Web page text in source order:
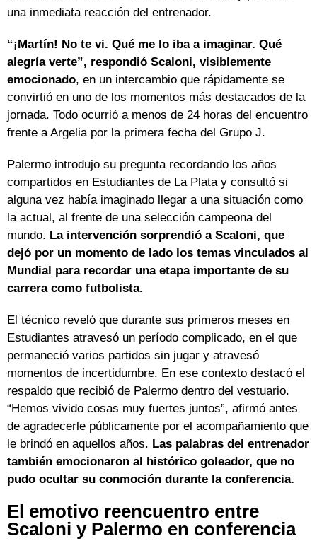
una inmediata reacción del entrenador.
“¡Martín! No te vi. Qué me lo iba a imaginar. Qué
alegría verte”, respondió Scaloni, visiblemente
emocionado, en un intercambio que rápidamente se
convirtió en uno de los momentos más destacados de la
jornada. Todo ocurrió a menos de 24 horas del encuentro
frente a Argelia por la primera fecha del Grupo J.
Palermo introdujo su pregunta recordando los años
compartidos en Estudiantes de La Plata y consultó si
alguna vez había imaginado llegar a una situación como
la actual, al frente de una selección campeona del
mundo. La intervención sorprendió a Scaloni, que
dejó por un momento de lado los temas vinculados al
Mundial para recordar una etapa importante de su
carrera como futbolista.
El técnico reveló que durante sus primeros meses en
Estudiantes atravesó un período complicado, en el que
permaneció varios partidos sin jugar y atravesó
momentos de incertidumbre. En ese contexto destacó el
respaldo que recibió de Palermo dentro del vestuario.
“Hemos vivido cosas muy fuertes juntos”, afirmó antes
de agradecerle públicamente por el acompañamiento que
le brindó en aquellos años. Las palabras del entrenador
también emocionaron al histórico goleador, que no
pudo ocultar su conmoción durante la conferencia.
El emotivo reencuentro entre
Scaloni y Palermo en conferencia